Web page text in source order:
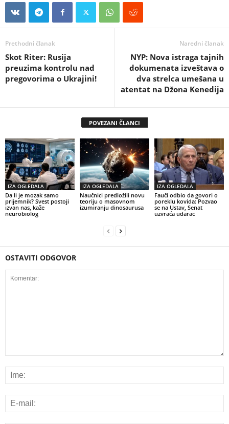
Prethodni članak
Skot Riter: Rusija
preuzima kontrolu nad
pregovorima o Ukrajini!
Naredni članak
NYP: Nova istraga tajnih
dokumenata izveštava o
dva strelca umešana u
atentat na Džona Kenedija
POVEZANI ČLANCI
IZA OGLEDALA
Da li je mozak samo
prijemnik? Svest postoji
izvan nas, kaže
neurobiolog
IZA OGLEDALA
Naučnici predložili novu
teoriju o masovnom
izumiranju dinosaurusa
IZA OGLEDALA
Fauči odbio da govori o
poreklu kovida: Pozvao
se na Ustav, Senat
uzvraća udarac
OSTAVITI ODGOVOR